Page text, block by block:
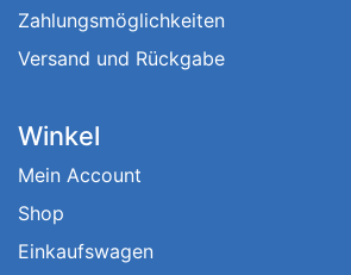
Zahlungsmöglichkeiten
Versand und Rückgabe
Winkel
Mein Account
Shop
Einkaufswagen